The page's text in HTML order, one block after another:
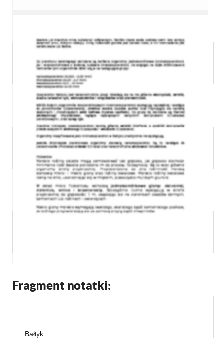
Fragment notatki:
Bałtyk